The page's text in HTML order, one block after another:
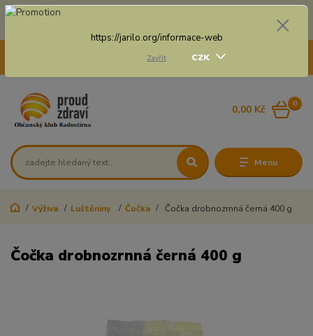
Doprava zdarma na některé druhy dopravy při nákupu
Menu
CZK
0
0,00 Kč
Výživa Luštěniny Čočka Čočka drobnozrnná černá 400 g
Čočka drobnozrnná černá 400 g
https://jarilo.org/informace-web
Zavřít